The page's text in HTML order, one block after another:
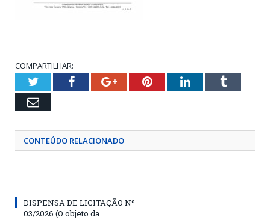
COMPARTILHAR:
TwitterFacebookGoogle+PinterestLinkedInTumblr
Email
CONTEÚDO RELACIONADO
DISPENSA DE LICITAÇÃO Nº
03/2026 (O objeto da